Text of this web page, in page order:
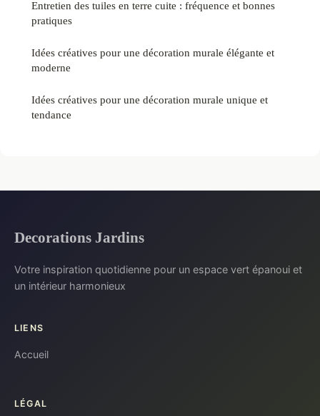
Entretien des tuiles en terre cuite : fréquence et bonnes
pratiques
Idées créatives pour une décoration murale élégante et
moderne
Idées créatives pour une décoration murale unique et
tendance
Decorations Jardins
Votre inspiration quotidienne pour un espace vert épanoui et
un intérieur harmonieux
LIENS
Accueil
LÉGAL